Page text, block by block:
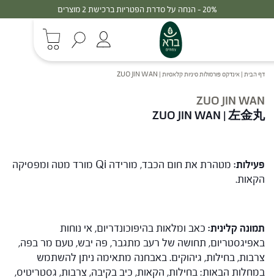
20% - הנחה על סדרת הפטריות ברכישת 2 מוצרים
דף הבית | אינדקס פורמולות סיניות קלאסיות |
ZUO JIN WAN
ZUO JIN WAN
ZUO JIN WAN
左金丸
פעילות:
מטהרת את חום הכבד, מורידה Qi מורד מטה ומפסיקה
הקאות.
תמונה קלינית: כאב ומלאות בהיפוכונדריום, אי נוחות
באפיגסטריום, תחושה של רעב מתגבר, פה יבש, טעם מר בפה,
צרבות, בחילות, גיהוקים. באבחנה מתאימה ניתן להשתמש
במחלות הבאות: בחילות, הקאות, כיב בקיבה, צרבות, גסטריטיס,